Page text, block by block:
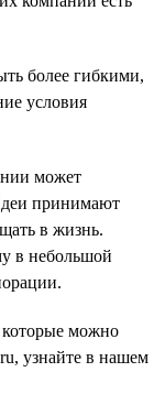
более гибкими,
условия
может
принимают
в жизнь.
в небольшой
которые можно
узнайте в нашем